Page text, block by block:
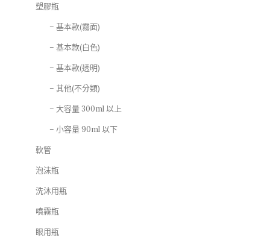
塑膠瓶
– 基本款(霧面)
– 基本款(白色)
– 基本款(透明)
– 其他(不分類)
– 大容量 300ml 以上
– 小容量 90ml 以下
軟管
泡沫瓶
洗沐用瓶
噴霧瓶
眼用瓶